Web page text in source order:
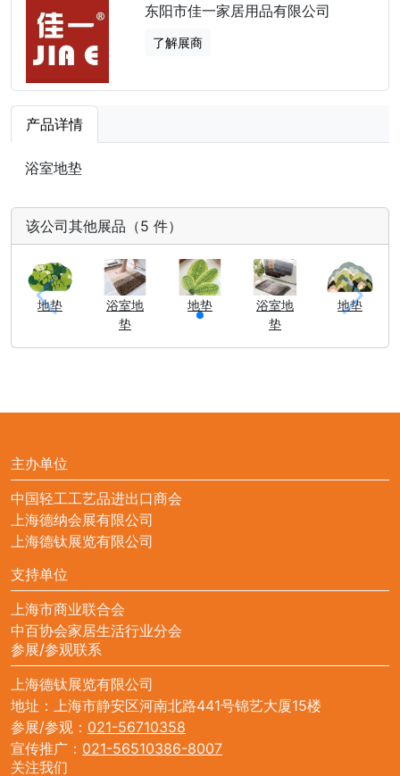
东阳市佳一家居用品有限公司
了解展商
产品详情
浴室地垫
该公司其他展品（5 件）
地垫
浴室地
垫
地垫
浴室地
垫
地垫
主办单位
中国轻工工艺品进出口商会
上海德纳会展有限公司
上海德钛展览有限公司
支持单位
上海市商业联合会
中百协会家居生活行业分会
参展/参观联系
上海德钛展览有限公司
地址：上海市静安区河南北路441号锦艺大厦15楼
参展/参观： 021-56710358
宣传推广： 021-56510386-8007
关注我们